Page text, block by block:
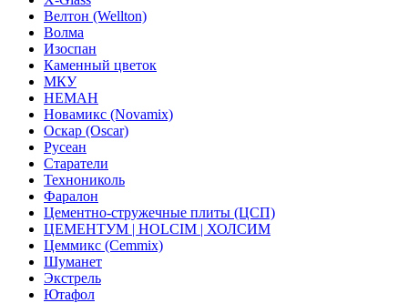
Велтон (Wellton)
Волма
Изоспан
Каменный цветок
МКУ
НЕМАН
Новамикс (Novamix)
Оскар (Oscar)
Русеан
Старатели
Технониколь
Фаралон
Цементно-стружечные плиты (ЦСП)
ЦЕМЕНТУМ | HOLCIM | ХОЛСИМ
Цеммикс (Cemmix)
Шуманет
Экстрель
Ютафол